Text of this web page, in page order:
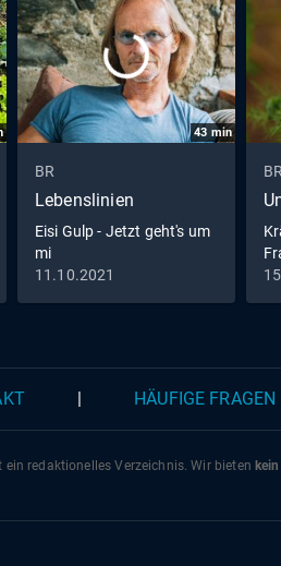
EU
43 min
BR
Lebenslinien
Eisi Gulp - Jetzt geht's um
mi
11.10.2021
BR
HÄUFIGE FRAGEN
redaktionelles Verzeichnis. Wir bieten